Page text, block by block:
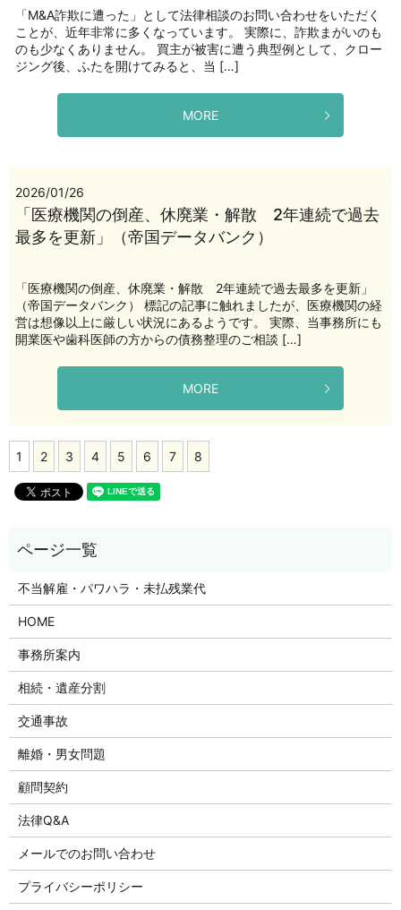
「M&A詐欺に遭った」として法律相談のお問い合わせをいただく
ことが、近年非常に多くなっています。 実際に、詐欺まがいのも
のも少なくありません。 買主が被害に遭う典型例として、クロー
ジング後、ふたを開けてみると、当 […]
MORE
2026/01/26
「医療機関の倒産、休廃業・解散 2年連続で過去
最多を更新」（帝国データバンク）
「医療機関の倒産、休廃業・解散 2年連続で過去最多を更新」
（帝国データバンク） 標記の記事に触れましたが、医療機関の経
営は想像以上に厳しい状況にあるようです。 実際、当事務所にも
開業医や歯科医師の方からの債務整理のご相談 […]
MORE
1 2 3 4 5 6 7 8
不当解雇・パワハラ・未払残業代
HOME
事務所案内
相続・遺産分割
交通事故
離婚・男女問題
顧問契約
法律Q&A
メールでのお問い合わせ
プライバシーポリシー